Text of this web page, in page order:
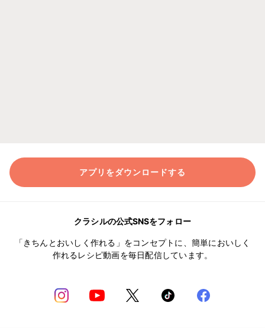
アプリをダウンロードする
クラシルの公式SNSをフォロー
「きちんとおいしく作れる」をコンセプトに、簡単においしく
作れるレシピ動画を毎日配信しています。